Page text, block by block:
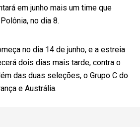
em junho mais um time que
no dia 8.
no dia 14 de junho, e a estreia
dois dias mais tarde, contra o
das duas seleções, o Grupo C do
e Austrália.